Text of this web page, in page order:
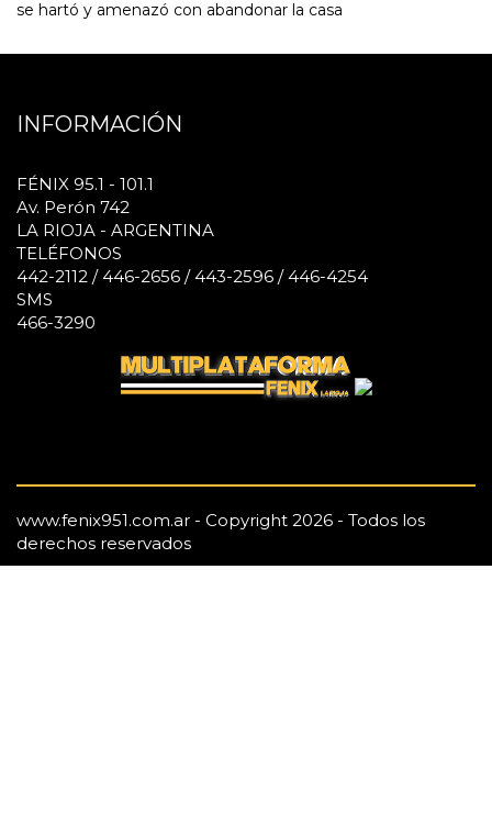
se hartó y amenazó con abandonar la casa
INFORMACIÓN
FÉNIX 95.1 - 101.1
Av. Perón 742
LA RIOJA - ARGENTINA
TELÉFONOS
442-2112 / 446-2656 / 443-2596 / 446-4254
SMS
466-3290
www.fenix951.com.ar - Copyright 2026 - Todos los
derechos reservados